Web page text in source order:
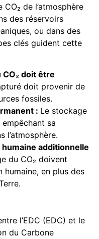
de l’atmosphère
des réservoirs
ou dans des
clés guident cette
CO₂ doit être
doit provenir de
fossiles.
: Le stockage
sa
l’atmosphère.
additionnelle
du CO₂ doivent
humaine, en plus des
l’EDC (EDC) et le
du Carbone